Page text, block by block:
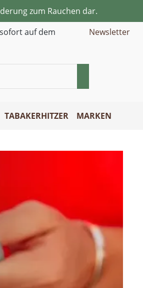
zum Rauchen dar.
auf dem
Newsletter
TABAKERHITZER MARKEN